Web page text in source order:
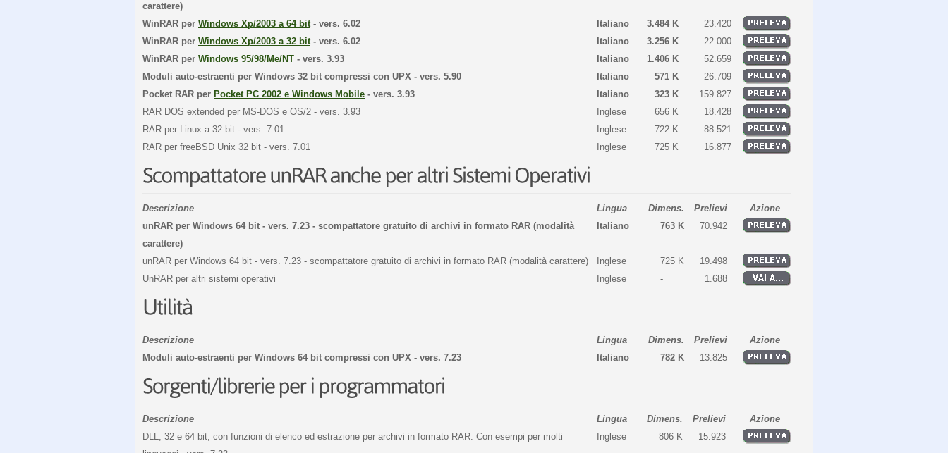
carattere)
WinRAR per Windows Xp/2003 a 64 bit- vers. 6.02 Italiano 3.484 K
23.420
WinRAR per Windows Xp/2003 a 32 bit- vers. 6.02 Italiano 3.256 K
22.000
WinRAR per Windows 95/98/Me/NT - vers. 3.93 Italiano 1.406 K
52.659
Moduli auto-estraenti per Windows 32 bit compressi con UPX - vers. 5.90
Italiano 571 K
26.709
Pocket RAR per Pocket PC 2002 e Windows Mobile - vers. 3.93 Italiano 323 K
159.827
RAR DOS extended per MS-DOS e OS/2 - vers. 3.93
Inglese 656 K
18.428
RAR per Linux a 32 bit - vers. 7.01
Inglese 722 K
88.521
RAR per freeBSD Unix 32 bit - vers. 7.01
Inglese 725 K 16.877
Descrizione Lingua Dimens. Prelievi
Azione
unRAR per Windows 64 bit - vers. 7.23 - scompattatore gratuito di archivi in formato RAR (modalità
carattere)
Italiano 763 K 70.942
unRAR per Windows 64 bit - vers. 7.23 - scompattatore gratuito di archivi in formato RAR (modalità carattere) Inglese 725 K
19.498
UnRAR per altri sistemi operativi
Inglese - 1.688
Descrizione Lingua Dimens. Prelievi
Azione
Moduli auto-estraenti per Windows 64 bit compressi con UPX - vers. 7.23
Italiano 782 K 13.825
Descrizione Lingua Dimens. Prelievi
Azione
DLL, 32 e 64 bit, con funzioni di elenco ed estrazione per archivi in formato RAR. Con esempi per molti
Inglese 806 K 15.923